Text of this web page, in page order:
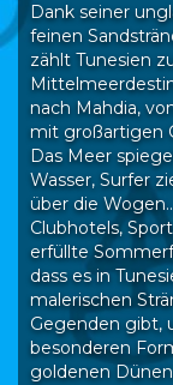
Dank seiner
feinen
zählt Tunesien
nach Mahdia,
mit großartigen
Das Meer
Wasser, Surfer
über die
Clubhotels,
erfüllte
dass es in
malerischen
Gegenden gibt,
besonderen
goldenen